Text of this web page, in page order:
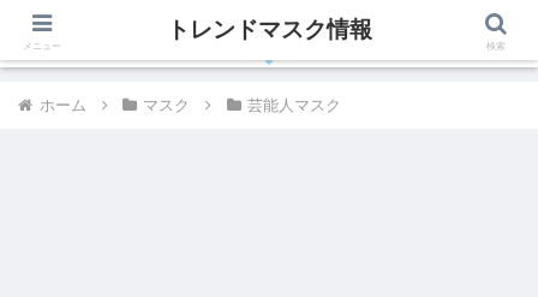
有名人、芸能人が着用しているトレンドマスク最新情報
ホーム マスク 芸能人マスク
メニュー
トレンドマスク情報
検索